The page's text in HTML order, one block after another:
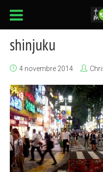
shinjuku
4 novembre 2014